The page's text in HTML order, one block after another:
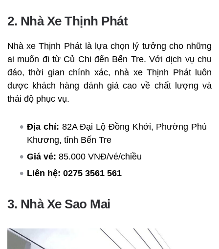
2. Nhà Xe Thịnh Phát
Nhà xe Thịnh Phát là lựa chọn lý tưởng cho những
ai muốn đi từ Củ Chi đến Bến Tre. Với dịch vụ chu
đáo, thời gian chính xác, nhà xe Thịnh Phát luôn
được khách hàng đánh giá cao về chất lượng và
thái độ phục vụ.
Địa chỉ: 82A Đại Lộ Đồng Khởi, Phường Phú
Khương, tỉnh Bến Tre
Giá vé: 85.000 VNĐ/vé/chiều
Liên hệ: 0275 3561 561
3. Nhà Xe Sao Mai